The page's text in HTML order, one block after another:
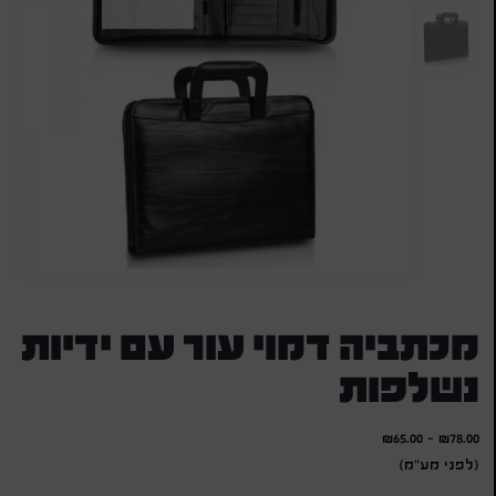
מכתביה דמוי עור עם ידיות
נשלפות
₪78.00
-
₪65.00
(לפני מע"מ)